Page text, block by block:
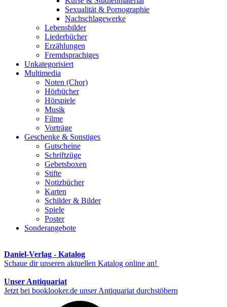
Sexualität & Pornographie
Nachschlagewerke
Lebensbilder
Liederbücher
Erzählungen
Fremdsprachiges
Unkategorisiert
Multimedia
Noten (Chor)
Hörbücher
Hörspiele
Musik
Filme
Vorträge
Geschenke & Sonstiges
Gutscheine
Schriftzüge
Gebetsboxen
Stifte
Notizbücher
Karten
Schilder & Bilder
Spiele
Poster
Sonderangebote
Daniel-Verlag - Katalog
Schaue dir unseren aktuellen Katalog online an!
Unser Antiquariat
Jetzt bei booklooker.de unser Antiquariat durchstöbern